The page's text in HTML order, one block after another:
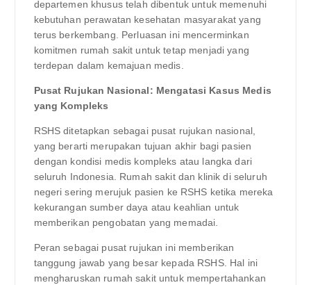
departemen khusus telah dibentuk untuk memenuhi
kebutuhan perawatan kesehatan masyarakat yang
terus berkembang. Perluasan ini mencerminkan
komitmen rumah sakit untuk tetap menjadi yang
terdepan dalam kemajuan medis.
Pusat Rujukan Nasional: Mengatasi Kasus Medis
yang Kompleks
RSHS ditetapkan sebagai pusat rujukan nasional,
yang berarti merupakan tujuan akhir bagi pasien
dengan kondisi medis kompleks atau langka dari
seluruh Indonesia. Rumah sakit dan klinik di seluruh
negeri sering merujuk pasien ke RSHS ketika mereka
kekurangan sumber daya atau keahlian untuk
memberikan pengobatan yang memadai.
Peran sebagai pusat rujukan ini memberikan
tanggung jawab yang besar kepada RSHS. Hal ini
mengharuskan rumah sakit untuk mempertahankan